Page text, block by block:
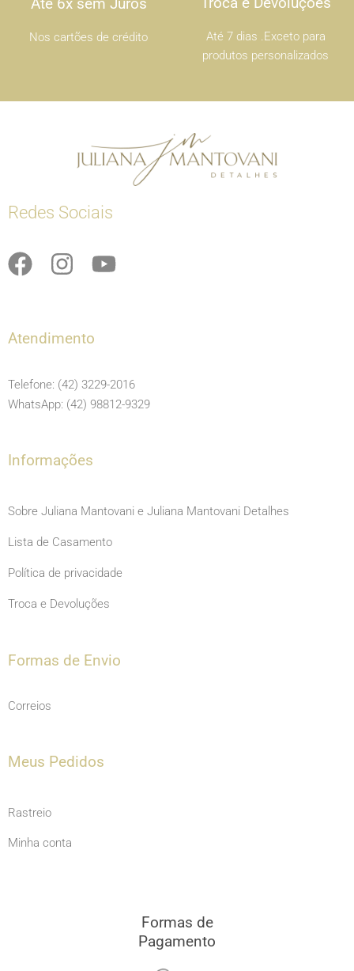
Nos cartões de crédito
Até 7 dias .Exceto para
produtos personalizados
Redes Sociais
F
e
o
o
I
t
g
r
m
Y
b
e
Atendimento
Telefone: (42) 3229-2016
WhatsApp: (42) 98812-9329
Informações
Sobre Juliana Mantovani e Juliana Mantovani Detalhes
Lista de Casamento
Política de privacidade
Troca e Devoluções
Formas de Envio
Correios
Meus Pedidos
Rastreio
Minha conta
Formas de
Pagamento